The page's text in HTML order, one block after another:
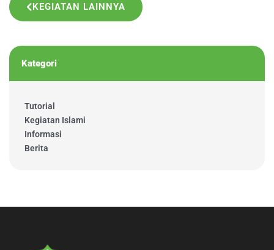
Kategori
Tutorial
Kegiatan Islami
Informasi
Berita
KEGIATAN LAINNYA